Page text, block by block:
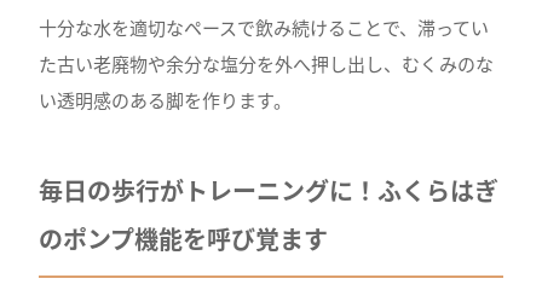
十分な水を適切なペースで飲み続けることで、滞ってい
た古い老廃物や余分な塩分を外へ押し出し、むくみのな
い透明感のある脚を作ります。
毎日の歩行がトレーニングに！ふくらはぎ
のポンプ機能を呼び覚ます